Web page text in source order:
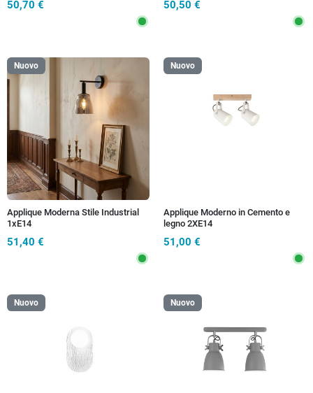
50,70 € 50,50 €
Nuovo
Applique Moderna Stile Industrial
1xE14
51,40 €
Nuovo
Applique Moderno in Cemento e
legno 2XE14
51,00 €
Nuovo Nuovo